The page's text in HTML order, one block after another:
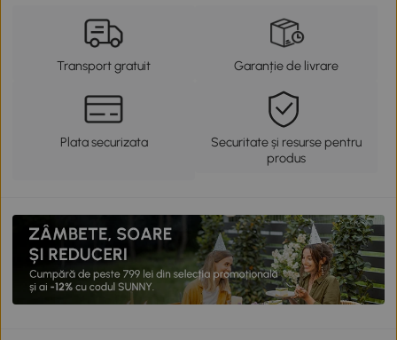
Transport gratuit Garanție de livrare
Plata securizata
Securitate și resurse pentru
produs